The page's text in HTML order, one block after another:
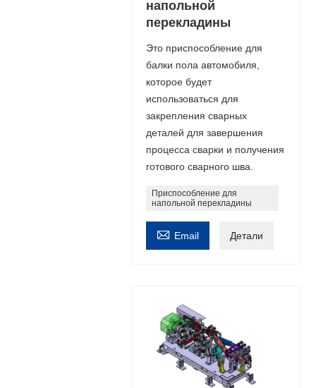
напольной
перекладины
Это приспособление для
балки пола автомобиля,
которое будет
использоваться для
закрепления сварных
деталей для завершения
процесса сварки и получения
готового сварного шва.
Приспособление для
напольной перекладины
 Email Детали